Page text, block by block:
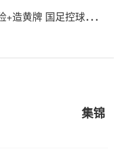
+造黄牌 国足控球超6
集锦